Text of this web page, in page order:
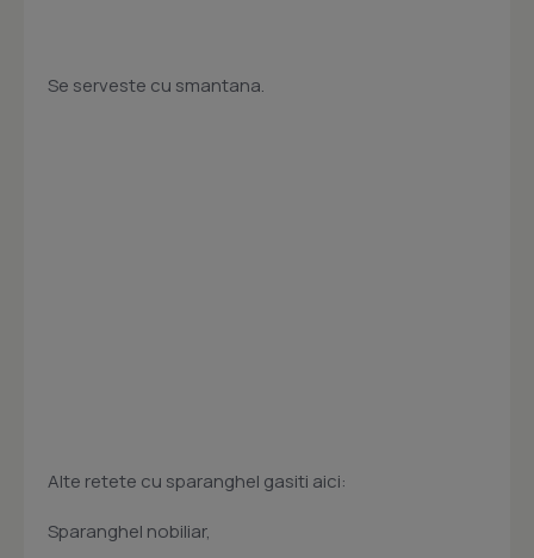
Se serveste cu smantana.
Alte retete cu sparanghel gasiti aici:
Sparanghel nobiliar,